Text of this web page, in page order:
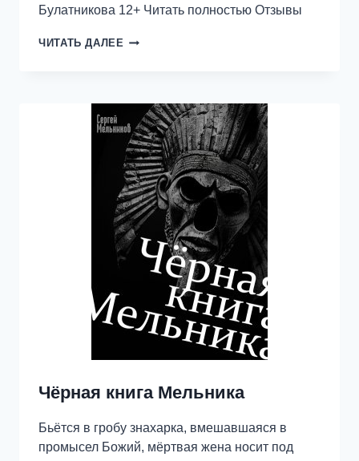
Булатникова 12+ Читать полностью Отзывы
ЧИТАТЬ ДАЛЕЕ Я
Чёрная книга Мельника
Бьётся в гробу знахарка, вмешавшаяся в
промысел Божий, мёртвая жена носит под